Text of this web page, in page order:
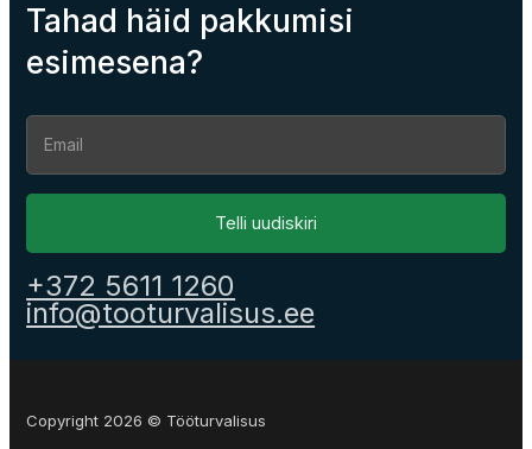
Tahad häid pakkumisi
esimesena?
Section
Telli uudiskiri
+372 5611 1260
info@tooturvalisus.ee
Copyright 2026 © Tööturvalisus